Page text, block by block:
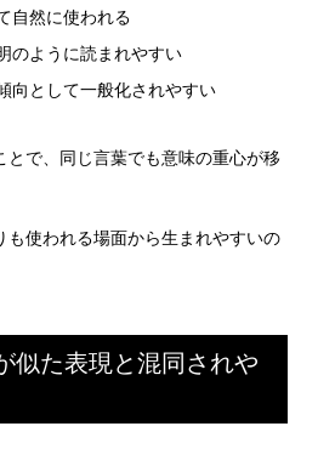
自然に使われる
のように読まれやすい
向として一般化されやすい
とで、同じ言葉でも意味の重心が移
も使われる場面から生まれやすいの
似た表現と混同されや